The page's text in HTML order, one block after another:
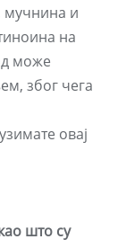
мучнина и
на
може
због чега
овај
што су